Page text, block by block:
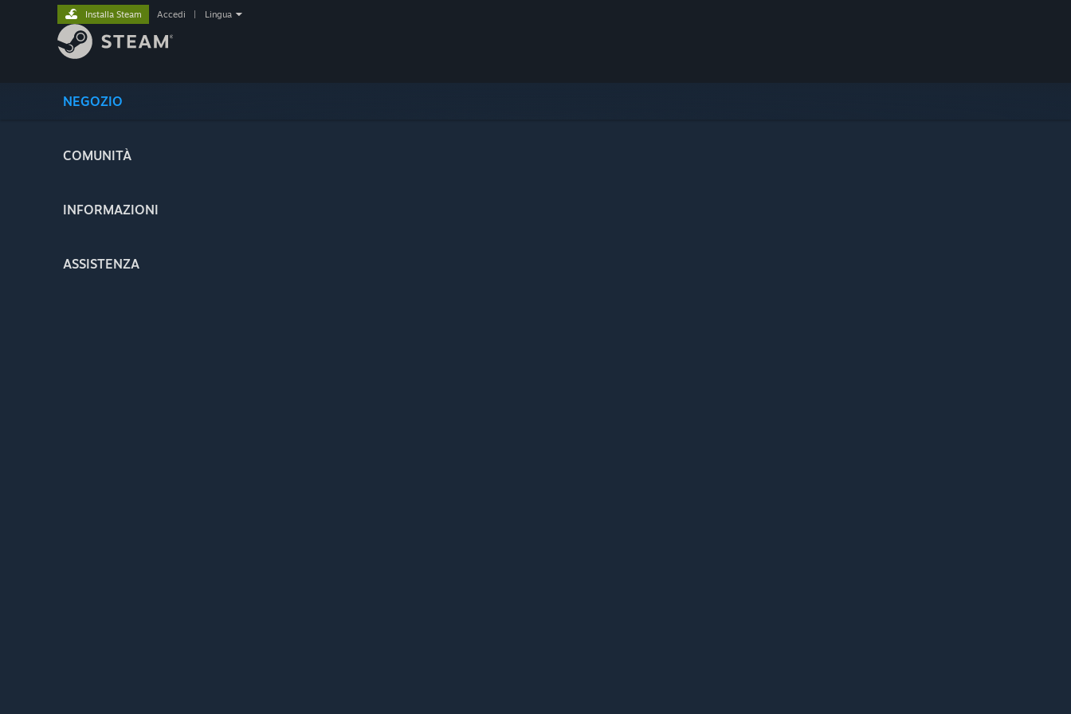
NEGOZIO
COMUNITÀ
INFORMAZIONI
ASSISTENZA
Installa Steam Accedi Lingua